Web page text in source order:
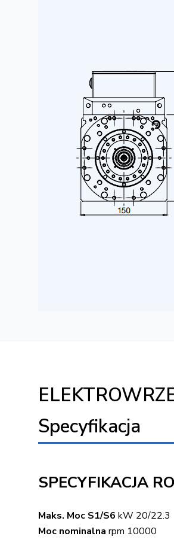
Specyfikacja
SPECYFIKACJA
Maks. Moc S1/S6 kW 20/22.3
Moc nominalna rpm 10000